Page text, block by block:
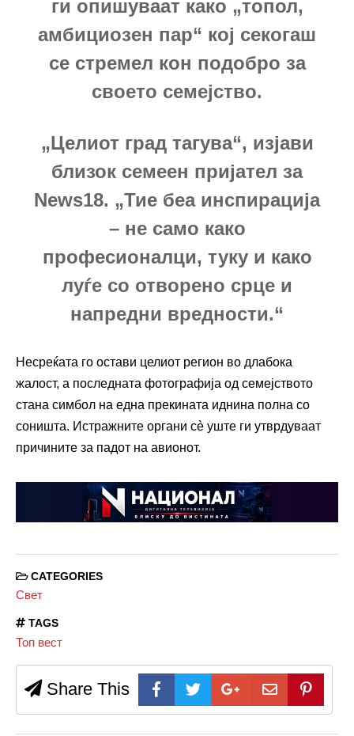
ги опишуваат како „топол,
амбициозен пар“ кој секогаш
се стремел кон подобро за
своето семејство.
„Целиот град тагува“, изјави
близок семеен пријател за
News18. „Тие беа инспирација
– не само како
професионалци, туку и како
луѓе со отворено срце и
напредни вредности.“
Несреќата го остави целиот регион во длабока
жалост, а последната фотографија од семејството
стана симбол на една прекината иднина полна со
соништа. Истражните органи сè уште ги утврдуваат
причините за падот на авионот.
CATEGORIES
Свет
TAGS
Топ вест
Share This